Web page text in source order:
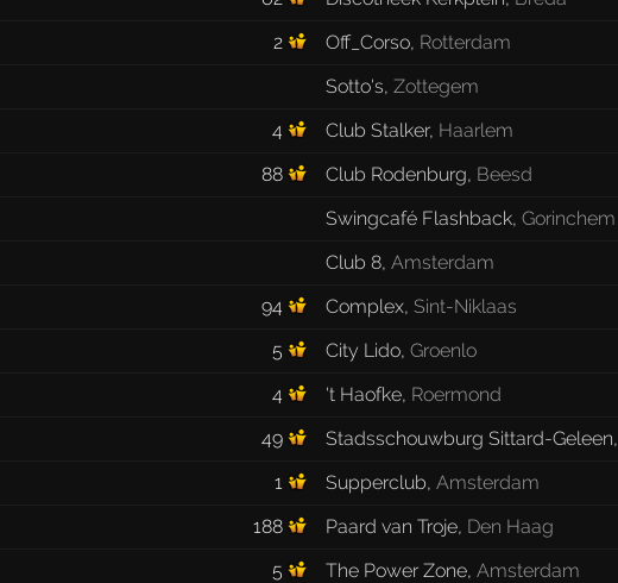
2 Off_Corso, Rotterdam
Sotto's, Zottegem
4 Club Stalker, Haarlem
88 Club Rodenburg, Beesd
Swingcafé Flashback, Gorinchem
Club 8, Amsterdam
94 Complex, Sint-Niklaas
5 City Lido, Groenlo
4 't Haofke, Roermond
49 Stadsschouwburg Sittard-Geleen,
1 Supperclub, Amsterdam
188 Paard van Troje, Den Haag
5 The Power Zone, Amsterdam